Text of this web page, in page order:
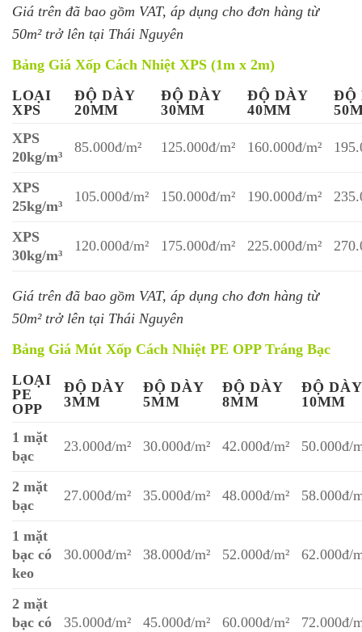
Giá trên đã bao gồm VAT, áp dụng cho đơn hàng từ
50m² trở lên tại Thái Nguyên
Bảng Giá Xốp Cách Nhiệt XPS (1m x 2m)
LOẠI
XPS
ĐỘ DÀY
20MM
ĐỘ DÀY
30MM
ĐỘ DÀY
40MM
ĐỘ
XPS
20kg/m³
85.000đ/m² 125.000đ/m² 160.000đ/m²
XPS
25kg/m³
105.000đ/m² 150.000đ/m² 190.000đ/m²
XPS
30kg/m³
120.000đ/m² 175.000đ/m² 225.000đ/m²
Giá trên đã bao gồm VAT, áp dụng cho đơn hàng từ
50m² trở lên tại Thái Nguyên
Bảng Giá Mút Xốp Cách Nhiệt PE OPP Tráng Bạc
LOẠI
PE
OPP
ĐỘ DÀY
3MM
ĐỘ DÀY
5MM
ĐỘ DÀY
8MM
ĐỘ DÀY
10MM
1 mặt
bạc
23.000đ/m² 30.000đ/m² 42.000đ/m² 50.000đ/
2 mặt
bạc
27.000đ/m² 35.000đ/m² 48.000đ/m² 58.000đ/
1 mặt
bạc có
keo
30.000đ/m² 38.000đ/m² 52.000đ/m² 62.000đ/
2 mặt
bạc có
35.000đ/m² 45.000đ/m² 60.000đ/m² 72.000đ/